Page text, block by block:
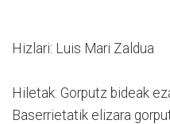
Hizlari: Luis Mari Zaldua
Hiletak: Gorputz bideak
Baserrietatik elizara